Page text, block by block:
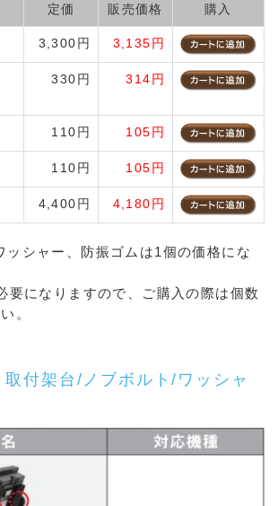
定価 販売価格 購入
3,300円 3,135円
330円 314円
110円 105円
110円 105円
4,400円 4,180円
ッシャー、防振ゴムは1個の価格にな
要になりますので、ご購入の際は個数
。
付架台/ノブボルト/ワッシャ